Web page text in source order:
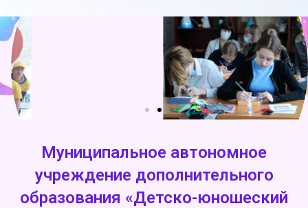
Муниципальное автономное
учреждение дополнительного
образования «Детско-юношеский